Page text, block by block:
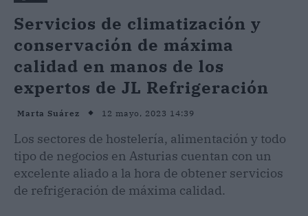
Servicios de climatización y
conservación de máxima
calidad en manos de los
expertos de JL Refrigeración
Marta Suárez 12 mayo, 2023 14:39
Los sectores de hostelería, alimentación y todo
tipo de negocios en Asturias cuentan con un
excelente aliado a la hora de obtener servicios
de refrigeración de máxima calidad.